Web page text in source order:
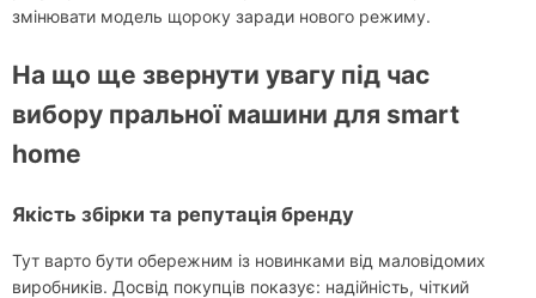
змінювати модель щороку заради нового режиму.
На що ще звернути увагу під час
вибору пральної машини для smart
home
Якість збірки та репутація бренду
Тут варто бути обережним із новинками від маловідомих
виробників. Досвід покупців показує: надійність, чіткий